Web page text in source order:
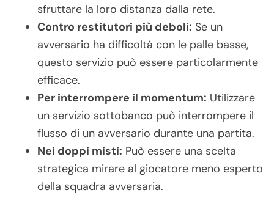
sfruttare la loro distanza dalla rete.
Contro restitutori più deboli: Se un
avversario ha difficoltà con le palle basse,
questo servizio può essere particolarmente
efficace.
Per interrompere il momentum: Utilizzare
un servizio sottobanco può interrompere il
flusso di un avversario durante una partita.
Nei doppi misti: Può essere una scelta
strategica mirare al giocatore meno esperto
della squadra avversaria.